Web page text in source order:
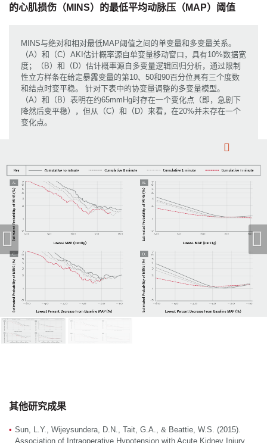
的心肌损伤（MINS）的最低平均动脉压（MAP）阈值
MINS与绝对和相对最低MAP阈值之间的单变量和多变量关系。
（A）和（C）AKI估计概率源自单变量移动窗口，具有10%数据宽
度；（B）和（D）估计概率源自多变量逻辑回归分析，通过限制
性立方样条在给定暴露变量的第10、50和90百分位具有三个度数
和结点时变平稳。 针对下表中的协变量调整的多变量模型。
（A）和（B）表明在约65mmHg时存在一个变化点（即，急剧下
降然后变平稳），但从（C）和（D）来看，在20%并未存在一个
变化点。
（MAP）阈值
其他研究成果
Sun, L.Y., Wijeysundera, D.N., Tait, G.A., & Beattie, W.S. (2015).
Association of Intraoperative Hypotension with Acute Kidney Injury